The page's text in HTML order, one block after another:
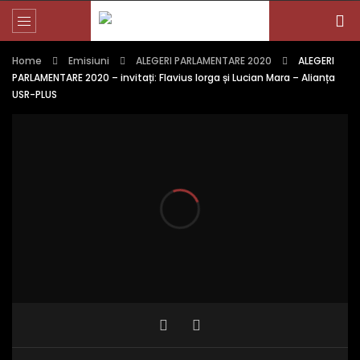
Home Emisiuni ALEGERI PARLAMENTARE 2020
ALEGERI
PARLAMENTARE 2020 – invitați: Flavius Iorga și Lucian Mara – Alianța
USR-PLUS